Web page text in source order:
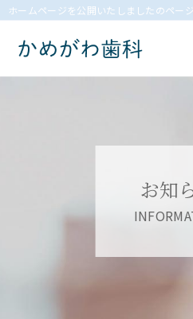
ホームページを公開いたしましたのペー
お知